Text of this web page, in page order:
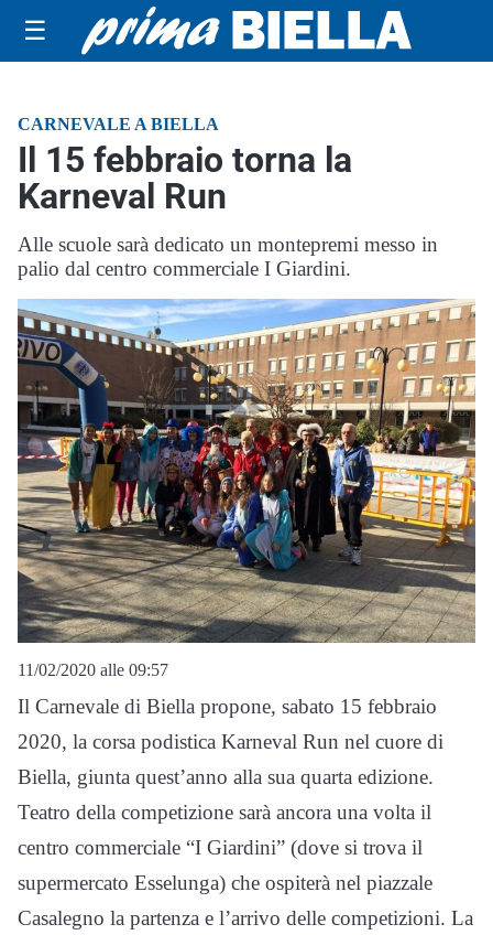
☰
CARNEVALE A BIELLA
Il 15 febbraio torna la
Karneval Run
Alle scuole sarà dedicato un montepremi messo in
palio dal centro commerciale I Giardini.
11/02/2020 alle 09:57
Il Carnevale di Biella propone, sabato 15 febbraio
2020, la corsa podistica Karneval Run nel cuore di
Biella, giunta quest’anno alla sua quarta edizione.
Teatro della competizione sarà ancora una volta il
centro commerciale “I Giardini” (dove si trova il
supermercato Esselunga) che ospiterà nel piazzale
Casalegno la partenza e l’arrivo delle competizioni. La